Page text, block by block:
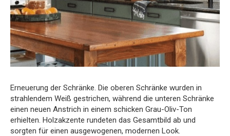
Erneuerung der Schränke. Die oberen Schränke wurden in
strahlendem Weiß gestrichen, während die unteren Schränke
einen neuen Anstrich in einem schicken Grau-Oliv-Ton
erhielten. Holzakzente rundeten das Gesamtbild ab und
sorgten für einen ausgewogenen, modernen Look.